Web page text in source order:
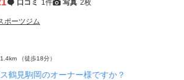
口コミ 1件 写真 2枚
ポーツジム
（徒歩18分）
鶴見駒岡のオーナー様ですか？